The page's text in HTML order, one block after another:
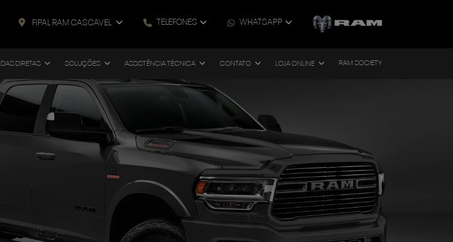
FIPAL RAM CASCAVEL TELEFONES WHATSAPP
DIRETAS SOLUÇÕES ASSISTÊNCIA TÉCNICA CONTATO LOJA ONLINE RAM SOCIETY